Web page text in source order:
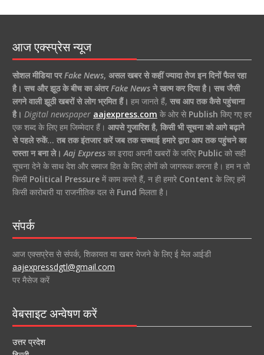
आज एक्स्प्रेस न्यूज
सोशल मीडिया पर Fake News, असल खबर से कहीं ज्यादा तेज इन दिनों फैल रहा
है। सच और झूठ के बीच का अंतर Fake Newsने खत्म कर दिया है। सच जैसी
लगने वाली झूठी खबरों से लोग भ्रमित हैं। हम जानते हैं, सच आप तक कैसे पहुंचाना
है। Digital newspaper aajexpress.com के ओर से Publish किए गए हर
एक शब्द के लिए हम जिम्मेदार हैं। आपसे गुजारिश है, किसी भी सूचना को आगे बढ़ाने
से पहले रुकें… तब तक इंतजार करें जब तक सच्चाई हमारे द्वारा आप तक पहुंचने का
रास्ता न बना ले। Aaj Expressका इरादा अपनी खबरों के जरिए Publicको सही
सूचना देने के साथ देश और समाज हित के लिए लोगों को जागरूक करना है। हम न तो
किसी Political Pressureमें काम करते हैं, न ही हमारे Content के लिए हमें
किसी कारोबारी या राजनीतिक दल से Fund मिलता है।
संपर्क
आज एक्सप्रेस से संपर्क, शिकायत या खबर भेजने के लिए ई मेल आईडी
aajexpressdgtl@gmail.com
पर मैसेज करें
वेबसाइट अन्वेषण करें
उत्तर प्रदेश